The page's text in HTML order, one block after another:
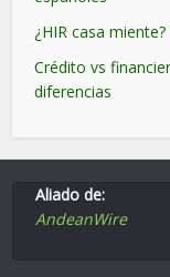
¿HIR casa
Crédito vs
diferencias
Aliado de:
AndeanWire